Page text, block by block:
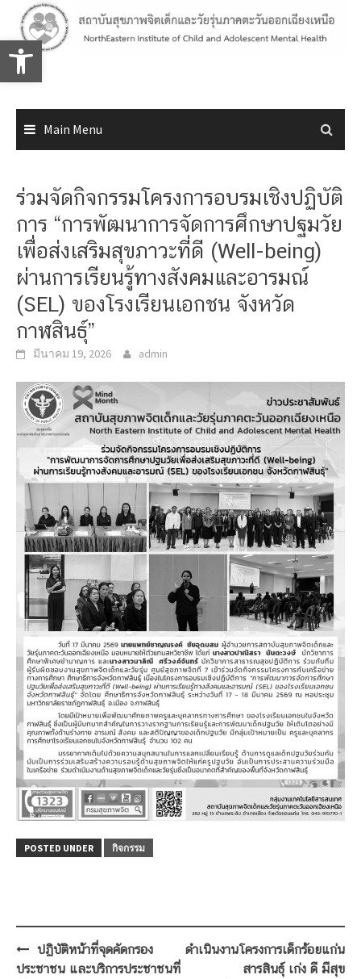
Open toolbar
content
Main Menu
ร่วมจัดกิจกรรมโครงการอบรมเชิงปฏิบัติ
การ “การพัฒนาการจัดการศึกษาปฐมวัย
เพื่อส่งเสริมสุขภาวะที่ดี (Well-being)
ผ่านการเรียนรู้ทางสังคมและอารมณ์
(SEL) ของโรงเรียนเอกชน จังหวัด
กาฬสินธุ์”
มีนาคม 19, 2026 admin
POSTED UNDER กิจกรรม
Post
navigation
ปฏิบัติหน้าที่จุดคัดกรอง
ประชาชน และบริการประชาชนที่
ดำเนินงานโครงการเด็กร้อยแก่น
สารสินธุ์ เก่ง ดี มีสุข